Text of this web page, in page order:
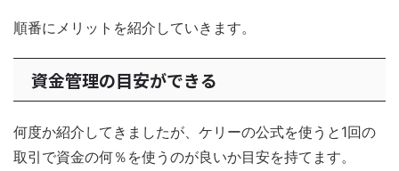
順番にメリットを紹介していきます。
資金管理の目安ができる
何度か紹介してきましたが、ケリーの公式を使うと1回の
取引で資金の何％を使うのが良いか目安を持てます。